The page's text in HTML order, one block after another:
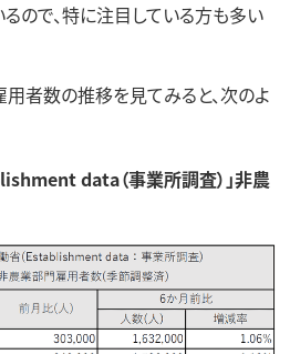
ので、特に注目している方も多い
者数の推移を見てみると、次のよ
data（事業所調査）」非農